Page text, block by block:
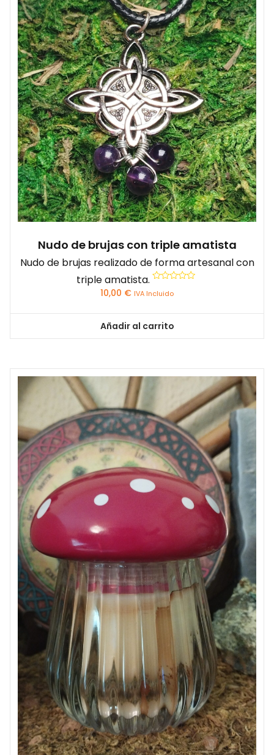
Nudo de brujas con triple amatista
Nudo de brujas realizado de forma artesanal con
triple amatista.
con
10,00 € IVA Incluido
Añadir al carrito